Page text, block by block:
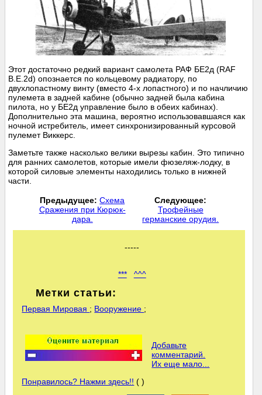
Этот достаточно редкий вариант самолета РАФ БЕ2д (RAF
B.E.2d) опознается по кольцевому радиатору, по
двухлопастному винту (вместо 4-х лопастного) и по начличию
пулемета в задней кабине (обычно задней была кабина
пилота, но у БЕ2д управление было в обеих кабинах).
Дополнительно эта машина, вероятно использовавшаяся как
ночной истребитель, имеет синхронизированный курсовой
пулемет Виккерс.
Заметьте также насколько велики вырезы кабин. Это типично
для ранних самолетов, которые имели фюзеляж-лодку, в
которой силовые элементы находились только в нижней
части.
Предыдущее: Схема
Сражения при Кюрюк-
дара.
Следующее:
Трофейные
германские орудия.
-----
*** ^^^
Метки статьи:
Первая Мировая ; Вооружение ;
Добавьте
комментарий.
Их еще мало...
Понравилось? Нажми здесь!! ( )